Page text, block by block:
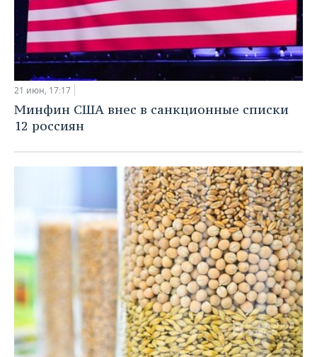
21 июн, 17:17
Минфин США внес в санкционные списки
12 россиян